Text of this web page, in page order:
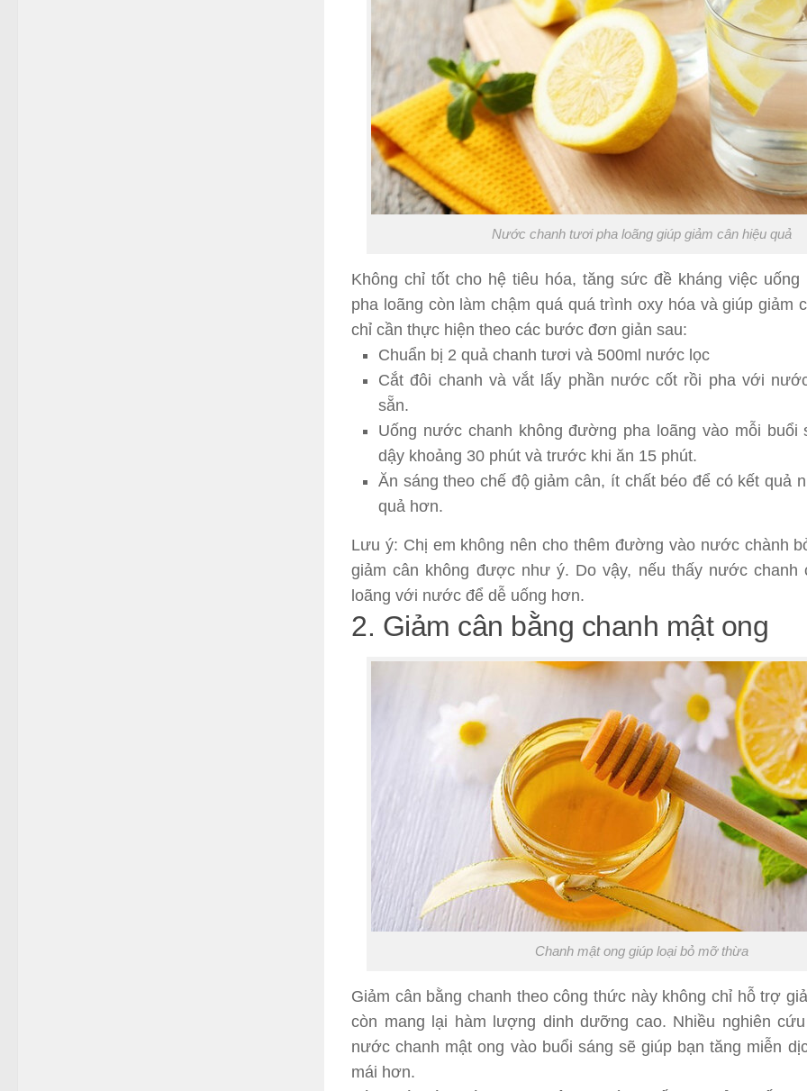
Nước chanh tươi pha loãng giúp giảm cân hiệu quả
Không chỉ tốt cho hệ tiêu hóa, tăng sức đề kháng việc
pha loãng còn làm chậm quá quá trình oxy hóa và giúp giảm
chỉ cần thực hiện theo các bước đơn giản sau:
Chuẩn bị 2 quả chanh tươi và 500ml nước lọc
Cắt đôi chanh và vắt lấy phần nước cốt rồi pha với
sẵn.
Uống nước chanh không đường pha loãng vào mỗi buổi
dậy khoảng 30 phút và trước khi ăn 15 phút.
Ăn sáng theo chế độ giảm cân, ít chất béo để có kết quả
quả hơn.
Lưu ý: Chị em không nên cho thêm đường vào nước chành
giảm cân không được như ý. Do vậy, nếu thấy nước chanh
loãng với nước để dễ uống hơn.
2. Giảm cân bằng chanh mật ong
Chanh mật ong giúp loại bỏ mỡ thừa
Giảm cân bằng chanh theo công thức này không chỉ hỗ trợ
còn mang lại hàm lượng dinh dưỡng cao. Nhiều nghiên
nước chanh mật ong vào buổi sáng sẽ giúp bạn tăng miễn
mái hơn.